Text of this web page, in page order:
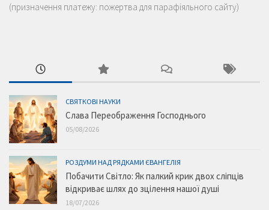
(призначення платежу: пожертва для парафіяльного сайту)
СВЯТКОВІ НАУКИ
Слава Переображення Господнього
05/08/2026
РОЗДУМИ НАД РЯДКАМИ ЄВАНГЕЛІЯ
Побачити Світло: Як палкий крик двох сліпців
відкриває шлях до зцілення нашої душі
18/07/2026